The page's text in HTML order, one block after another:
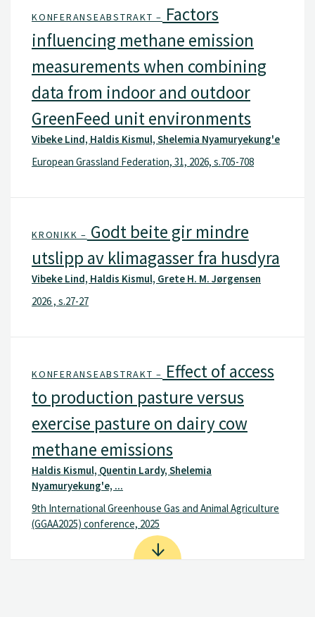
KONFERANSEABSTRAKT – Factors
influencing methane emission
measurements when combining
data from indoor and outdoor
GreenFeed unit environments
Vibeke Lind, Haldis Kismul, Shelemia Nyamuryekung'e
European Grassland Federation, 31, 2026, s.705-708
KRONIKK – Godt beite gir mindre
utslipp av klimagasser fra husdyra
Vibeke Lind, Haldis Kismul, Grete H. M. Jørgensen
2026 , s.27-27
KONFERANSEABSTRAKT – Effect of access
to production pasture versus
exercise pasture on dairy cow
methane emissions
Haldis Kismul, Quentin Lardy, Shelemia
Nyamuryekung'e, ...
9th International Greenhouse Gas and Animal Agriculture
(GGAA2025) conference, 2025